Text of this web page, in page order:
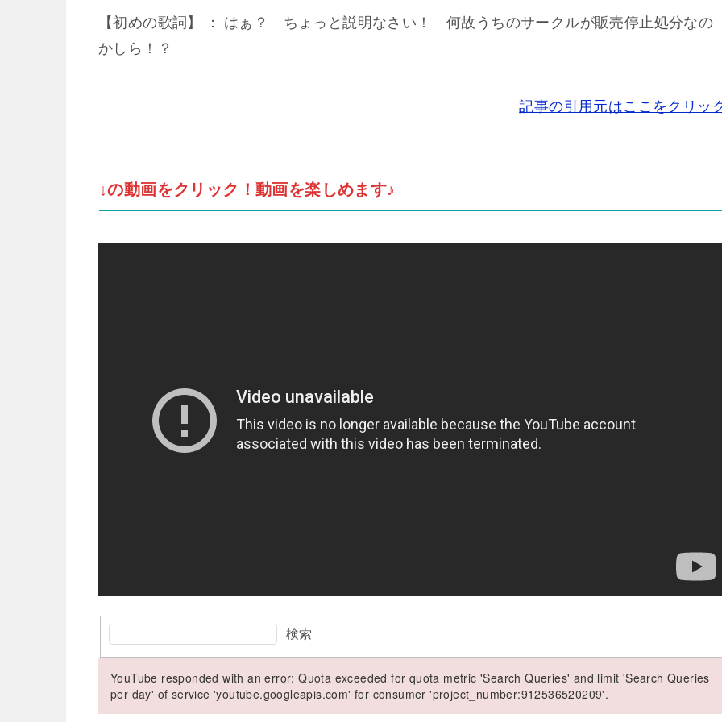
【初めの歌詞】 ： はぁ？ ちょっと説明なさい！ 何故うちのサークルが販売停止処分なの
かしら！？
記事の引用元はここをクリッ
↓の動画をクリック！動画を楽しめます♪
検索
YouTube responded with an error: Quota exceeded for quota metric 'Search Queries' and limit 'Search Queries
per day' of service 'youtube.googleapis.com' for consumer 'project_number:912536520209'.